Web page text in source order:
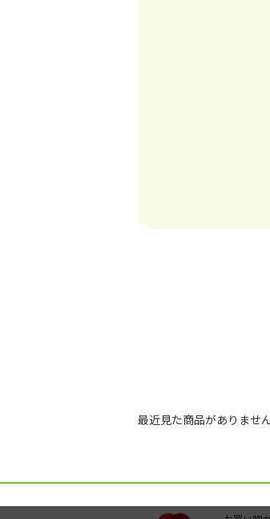
最近見た商品がありません